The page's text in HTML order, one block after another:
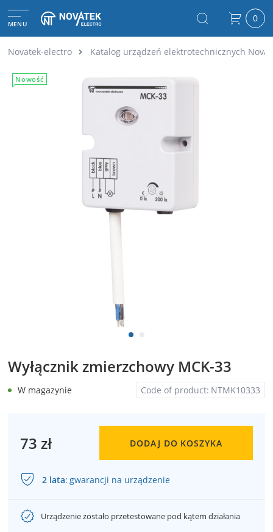
MENU 0
Novatek-electro Katalog urządzeń elektrotechnicznych
Nowość
Wyłącznik zmierzchowy MCK-33
Code of product: NTMK10333
W magazynie
73 zł DODAJ DO KOSZYKA
2 lata: gwarancji na urządzenie
Urządzenie zostało przetestowane pod kątem działania